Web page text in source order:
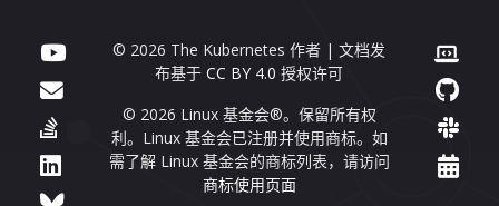
© 2026 The Kubernetes 作者 | 文档发
布基于CC BY 4.0 授权许可
© 2026 Linux 基金会®。保留所有权
利。Linux 基金会已注册并使用商标。如
需了解 Linux 基金会的商标列表，请访问
商标使用页面